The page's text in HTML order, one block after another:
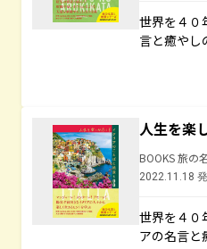
世界を４０
言と癒やし
人生を楽
BOOKS 旅の
2022.11.18
世界を４０
アの名言と